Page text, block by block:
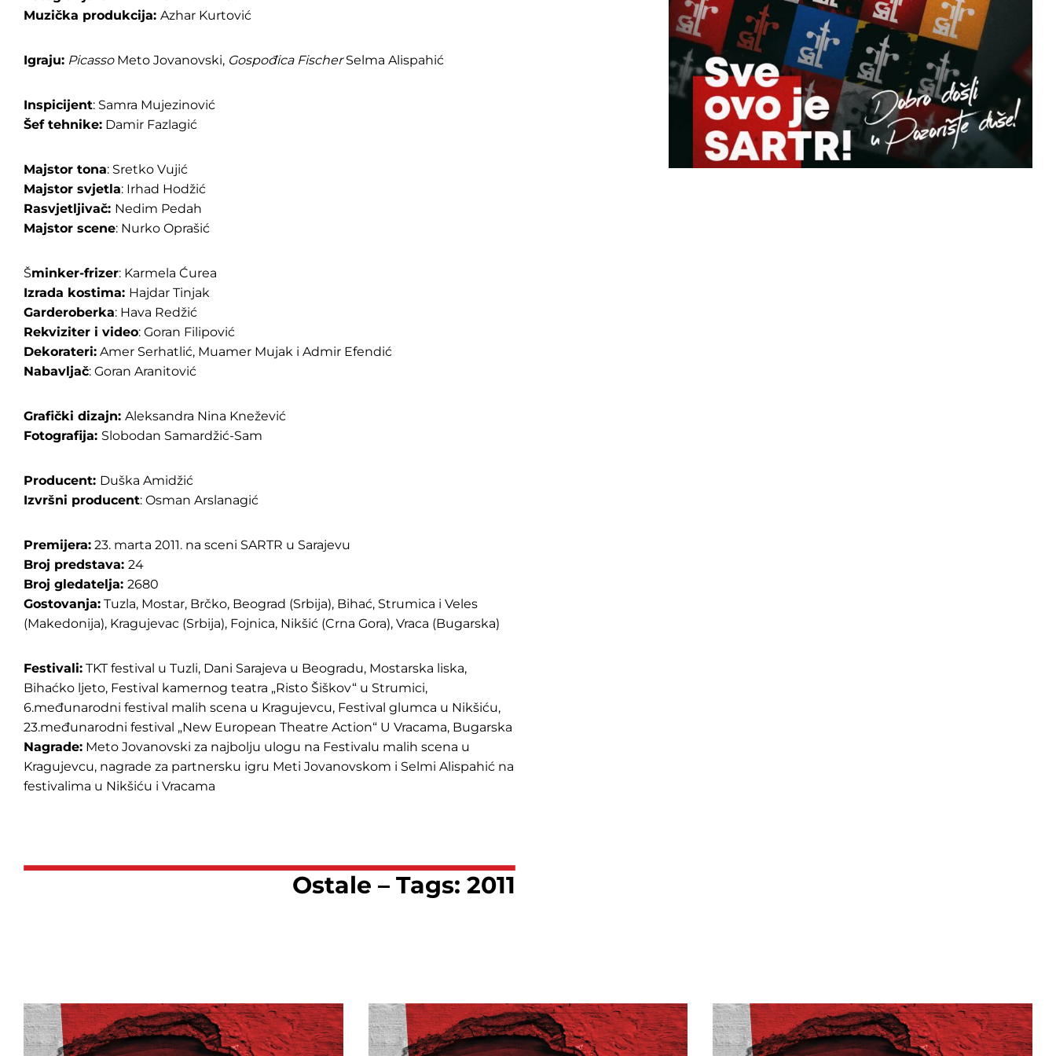
Muzička produkcija: Azhar Kurtović
Igraju: Picasso Meto Jovanovski, Gospođica FischerSelma Alispahić
Inspicijent: Samra Mujezinović
Šef tehnike: Damir Fazlagić
Majstor tona: Sretko Vujić
Majstor svjetla: Irhad Hodžić
Rasvjetljivač: Nedim Pedah
Majstor scene: Nurko Oprašić
Šminker-frizer: Karmela Ćurea
Izrada kostima: Hajdar Tinjak
Garderoberka: Hava Redžić
Rekviziter i video: Goran Filipović
Dekorateri: Amer Serhatlić, Muamer Mujak i Admir Efendić
Nabavljač: Goran Aranitović
Grafički dizajn: Aleksandra Nina Knežević
Fotografija: Slobodan Samardžić-Sam
Producent: Duška Amidžić
Izvršni producent: Osman Arslanagić
Premijera: 23. marta 2011. na sceni SARTR u Sarajevu
Broj predstava: 24
Broj gledatelja: 2680
Gostovanja: Tuzla, Mostar, Brčko, Beograd (Srbija), Bihać, Strumica i Veles
(Makedonija), Kragujevac (Srbija), Fojnica, Nikšić (Crna Gora), Vraca (Bugarska)
Festivali: TKT festival u Tuzli, Dani Sarajeva u Beogradu, Mostarska liska,
Bihaćko ljeto, Festival kamernog teatra „Risto Šiškov“ u Strumici,
6.međunarodni festival malih scena u Kragujevcu, Festival glumca u Nikšiću,
23.međunarodni festival „New European Theatre Action“ U Vracama, Bugarska
Nagrade: Meto Jovanovski za najbolju ulogu na Festivalu malih scena u
Kragujevcu, nagrade za partnersku igru Meti Jovanovskom i Selmi Alispahić na
festivalima u Nikšiću i Vracama
Ostale – Tags: 2011